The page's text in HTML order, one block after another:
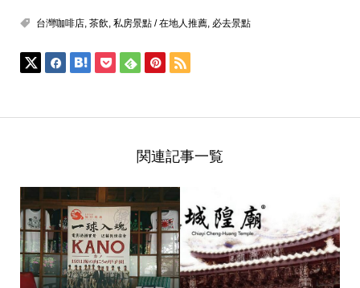
台灣咖啡店, 茶飲, 私房景點 / 在地人推薦, 必去景點
関連記事一覧